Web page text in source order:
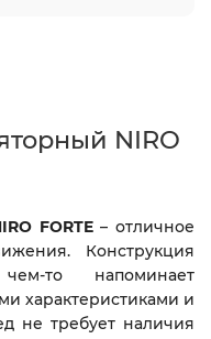
NIRO
FORTE– отличное
Конструкция
то напоминает
характеристиками и
не требует наличия